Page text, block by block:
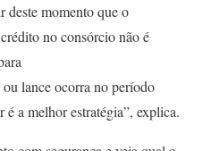
deste momento que o
no consórcio não é
lance ocorra no período
a melhor estratégia”, explica.